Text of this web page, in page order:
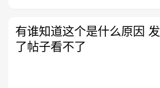
有谁知道这个是什么原因 发
了帖子看不了